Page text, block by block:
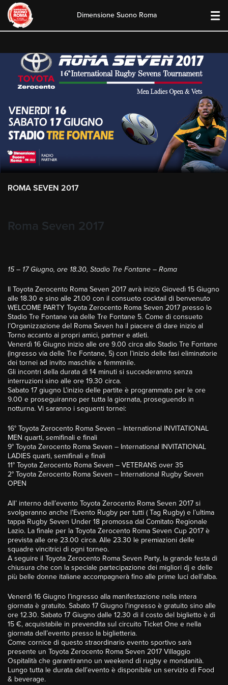
content
Dimensione Suono Roma
ROMA SEVEN 2017
Roma Seven 2017
15 – 17 Giugno, ore 18.30, Stadio Tre Fontane – Roma
Il Toyota Zerocento Roma Seven 2017 avrà inizio Giovedì 15 Giugno
alle 18.30 e sino alle 21.00 con il consueto cocktail di benvenuto
WELCOME PARTY Toyota Zerocento Roma Seven 2017 presso lo
Stadio Tre Fontane via delle Tre Fontane 5. Come di consueto
l’Organizzazione del Roma Seven ha il piacere di dare inizio al
Torno accanto ai propri amici, partner e atleti.
Venerdì 16 Giugno inizio alle ore 9.00 circa allo Stadio Tre Fontane
(ingresso via delle Tre Fontane, 5) con l’inizio delle fasi eliminatorie
dei tornei ad invito maschile e femminile.
Gli incontri della durata di 14 minuti si succederanno senza
interruzioni sino alle ore 19.30 circa.
Sabato 17 giugno L’inizio delle partite è programmato per le ore
9.00 e proseguiranno per tutta la giornata, proseguendo in
notturna. Vi saranno i seguenti tornei:
16° Toyota Zerocento Roma Seven – International INVITATIONAL
MEN quarti, semifinali e finali
9° Toyota Zerocento Roma Seven – International INVITATIONAL
LADIES quarti, semifinali e finali
11° Toyota Zerocento Roma Seven – VETERANS over 35
2° Toyota Zerocento Roma Seven – International Rugby Seven
OPEN
All’ interno dell’evento Toyota Zerocento Roma Seven 2017 si
svolgeranno anche l’Evento Rugby per tutti ( Tag Rugby) e l’ultima
tappa Rugby Seven Under 18 promossa dal Comitato Regionale
Lazio. La finale per la Toyota Zerocento Roma Seven Cup 2017 è
prevista alle ore 23.00 circa. Alle 23.30 le premiazioni delle
squadre vincitrici di ogni torneo.
A seguire il Toyota Zerocento Roma Seven Party, la grande festa di
chiusura che con la speciale partecipazione dei migliori dj e delle
più belle donne italiane accompagnerà fino alle prime luci dell’alba.
Venerdì 16 Giugno l’ingresso alla manifestazione nella intera
giornata è gratuito. Sabato 17 Giugno l’ingresso è gratuito sino alle
ore 12.30. Sabato 17 Giugno dalle 12.30 di il costo del biglietto è di
15 €, acquistabile in prevendita sul circuito Ticket One e nella
giornata dell’evento presso la biglietteria.
Come cornice di questo straordinario evento sportivo sarà
presente un Toyota Zerocento Roma Seven 2017 Villaggio
Ospitalità che garantiranno un weekend di rugby e mondanità.
Lungo tutta le durata dell’evento è disponibile un servizio di Food
& beverage.